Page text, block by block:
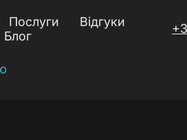
Послуги
Відгуки
Блог